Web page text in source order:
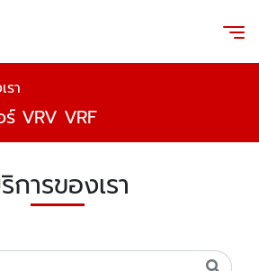
รา
VRV VRF
การของเรา